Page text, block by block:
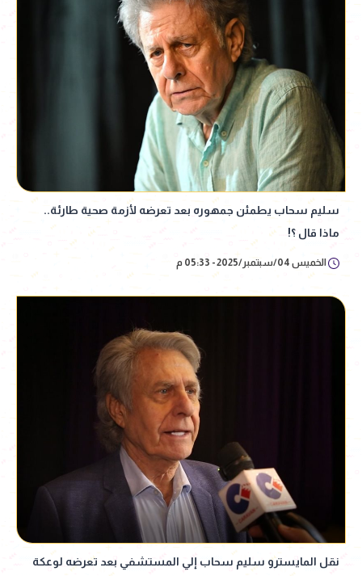
سليم سحاب يطمئن جمهوره بعد تعرضه لأزمة صحية طارئة..
ماذا قال ؟!
الخميس 04/سبتمبر/2025 - 05:33 م
نقل المايسترو سليم سحاب إلي المستشفي بعد تعرضه لوعكة